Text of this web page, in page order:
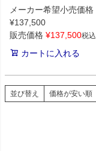
メーカー希望小売価格
¥137,500
販売価格 ¥137,500税込
カートに入れる
並び替え 価格が安い順